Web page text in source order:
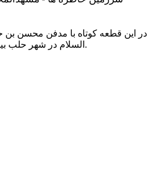
در اين قطعه كوتاه با مدفن محسن
السلام در شهر حلب بيشتر آشنا مي شويد.